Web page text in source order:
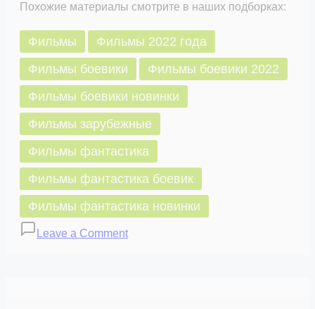
Похожие материалы смотрите в наших подборках:
Фильмы
Фильмы 2022 года
Фильмы боевики
Фильмы боевики 2022
Фильмы боевики новинки
Фильмы зарубежные
Фильмы фантастика
Фильмы фантастика боевик
Фильмы фантастика новинки
Leave a Commenton